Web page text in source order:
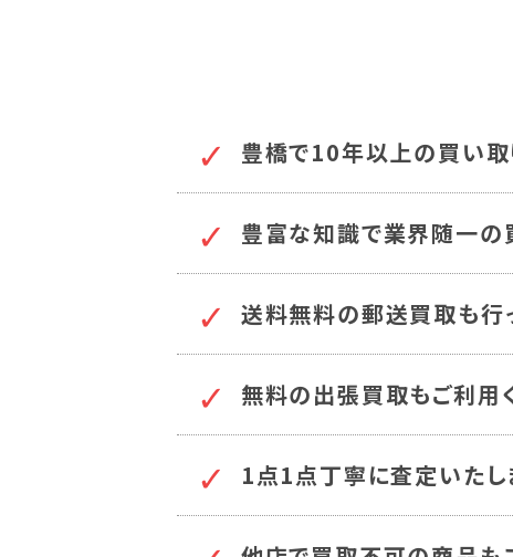
豊橋で10年以上の買い取
豊富な知識で業界随一の
送料無料の郵送買取も行
無料の出張買取もご利用
1点1点丁寧に査定いたし